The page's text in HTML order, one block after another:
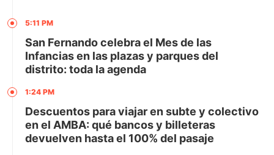
5:11 PM
San Fernando celebra el Mes de las
Infancias en las plazas y parques del
distrito: toda la agenda
1:24 PM
Descuentos para viajar en subte y colectivo
en el AMBA: qué bancos y billeteras
devuelven hasta el 100% del pasaje